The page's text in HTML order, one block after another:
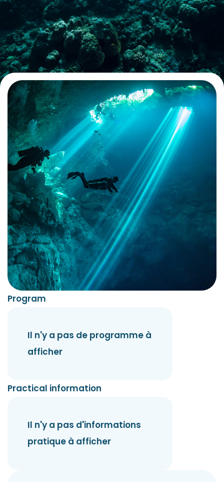
La plongée technique
La plongée adaptée
L'audiovisuel
La TSA et le TSC
Les sciences
La médecine
Contact
Program
Il n'y a pas de programme à
afficher
Practical information
Il n'y a pas d'informations
pratique à afficher